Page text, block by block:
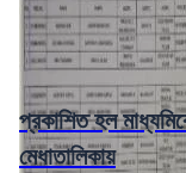
প্রকাশিত হল
মেধাতালিকায়